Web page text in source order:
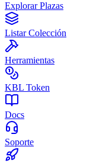
Explorar Plazas
Listar Colección
Herramientas
KBL Token
Docs
Soporte